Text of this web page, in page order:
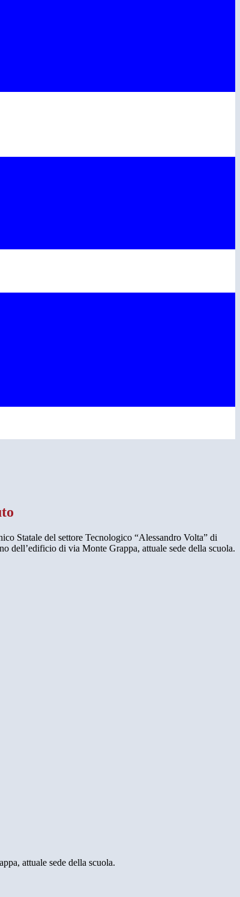
Statale del settore Tecnologico “Alessandro Volta” di
dell’edificio di via Monte Grappa, attuale sede della scuola.
attuale sede della scuola.